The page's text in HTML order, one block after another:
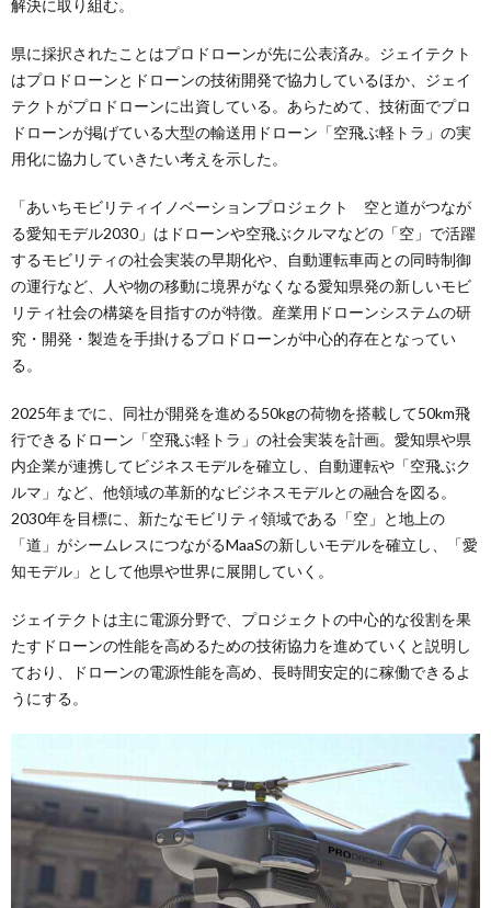
解決に取り組む。
県に採択されたことはプロドローンが先に公表済み。ジェイテクト
はプロドローンとドローンの技術開発で協力しているほか、ジェイ
テクトがプロドローンに出資している。あらためて、技術面でプロ
ドローンが掲げている大型の輸送用ドローン「空飛ぶ軽トラ」の実
用化に協力していきたい考えを示した。
「あいちモビリティイノベーションプロジェクト 空と道がつなが
る愛知モデル2030」はドローンや空飛ぶクルマなどの「空」で活躍
するモビリティの社会実装の早期化や、自動運転車両との同時制御
の運行など、人や物の移動に境界がなくなる愛知県発の新しいモビ
リティ社会の構築を目指すのが特徴。産業用ドローンシステムの研
究・開発・製造を手掛けるプロドローンが中心的存在となってい
る。
2025年までに、同社が開発を進める50kgの荷物を搭載して50km飛
行できるドローン「空飛ぶ軽トラ」の社会実装を計画。愛知県や県
内企業が連携してビジネスモデルを確立し、自動運転や「空飛ぶク
ルマ」など、他領域の革新的なビジネスモデルとの融合を図る。
2030年を目標に、新たなモビリティ領域である「空」と地上の
「道」がシームレスにつながるMaaSの新しいモデルを確立し、「愛
知モデル」として他県や世界に展開していく。
ジェイテクトは主に電源分野で、プロジェクトの中心的な役割を果
たすドローンの性能を高めるための技術協力を進めていくと説明し
ており、ドローンの電源性能を高め、長時間安定的に稼働できるよ
うにする。